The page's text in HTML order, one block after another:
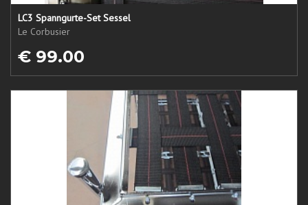
LC3 Spanngurte-Set Sessel
Le Corbusier
€ 99.00